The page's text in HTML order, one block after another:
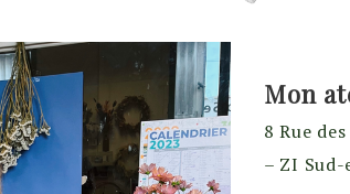
Mon
8 Rue
– ZI Sud-